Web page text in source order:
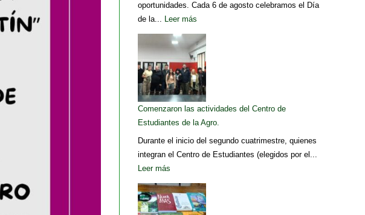
oportunidades. Cada 6 de agosto celebramos el Día
de la... Leer más
Comenzaron las actividades del Centro de
Estudiantes de la Agro.
Durante el inicio del segundo cuatrimestre, quienes
integran el Centro de Estudiantes (elegidos por el...
Leer más